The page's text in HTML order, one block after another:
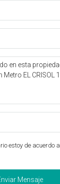
estoy de acuerdo a
Mensaje